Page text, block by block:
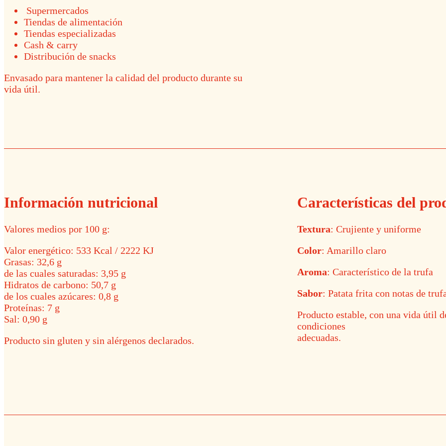
Supermercados
Tiendas de alimentación
Tiendas especializadas
Cash & carry
Distribución de snacks
Envasado para mantener la calidad del producto durante su
vida útil.
Información nutricional
Valores medios por 100 g:
Valor energético: 533 Kcal / 2222 KJ
Grasas: 32,6 g
de las cuales saturadas: 3,95 g
Hidratos de carbono: 50,7 g
de los cuales azúcares: 0,8 g
Proteínas: 7 g
Sal: 0,90 g
Producto sin gluten y sin alérgenos declarados.
Características del
Textura: Crujiente y uniforme
Color: Amarillo claro
Aroma: Característico de la trufa
Sabor: Patata frita con notas de
Producto estable, con una vida útil
condiciones
adecuadas.